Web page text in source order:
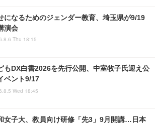
になるためのジェンダー教育、埼玉県が9/19
演会
Thu 18:15
もDX白書2026を先行公開、中室牧子氏迎え公
ベント9/17
Wed 18:45
女子大、教員向け研修「先3」9月開講…日本